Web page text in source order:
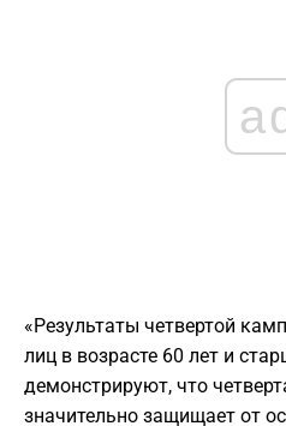
«Результаты четвертой
лиц в возрасте 60 лет и
демонстрируют, что
значительно защищает от